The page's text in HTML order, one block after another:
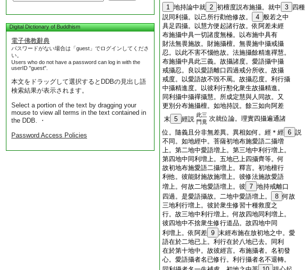
Digital Dictionary of Buddhism
電子佛教辭典
パスワードがない場合は「guest」でログインしてくださ
い。
Users who do not have a password can log in with the
userID "guest".
本文をドラッグして選択するとDDBの見出し語
検索結果が表示されます。
Select a portion of the text by dragging your
mouse to view all terms in the text contained in
the DDB. ・
Password Access Policies
1 地持論中就 2 初檀度説布施攝。就中 3 四種
説同利攝。以己所行勸他修故。
4 般若之中
具足四攝。以慧方便起諸行故。依阿差未經
布施攝中具一切諸度無極。以布施中具有
財法無畏施故。財施攝檀。無畏施中攝戒攝
忍。以此不害不惱他故。法施攝餘精進禪慧。
布施攝中具此三義。故攝諸度。愛語攝中攝
戒攝忍。良以愛語離口四過戒分所收。故攝
戒度。以愛語故不毀不罵。故攝忍度。利行攝
中攝精進度。以彼利行懃化衆生故攝精進。
同利攝中攝禪攝慧。所成定慧與人同故。又
更別分布施攝檀。如地持説。餘三如向阿差
末 5 經説
此三
門竟 次就位論。理實四攝遍通諸
位。隨義且分非無差異。異相如何。經＊經 6 説
不同。如地經中。菩薩初地布施愛語二攝増
上。第二地中愛語増上。第三地中利行増上。
第四地中同利増上。五地已上四攝齊等。何
故初地布施愛語二攝増上。釋言。初地檀行
利他。彼能財施故施増上。彼修法施故愛語
増上。何故二地愛語増上。彼 7 地持戒離口
四過。是愛語攝故。二地中愛語増上。
8 何故
三地利行増上。彼於衆生修習十種救度之
行。故三地中利行増上。何故四地同利増上。
彼四地中不捨衆生修行道品。故四地中同
利増上。依阿差 9 末經布施在放初地之中。愛
語在於二地已上。利行在於八地已去。同利
在於第十地中。故彼經言。布施攝者。名初發
心。愛語攝者名已修行。利行攝者名不退轉。